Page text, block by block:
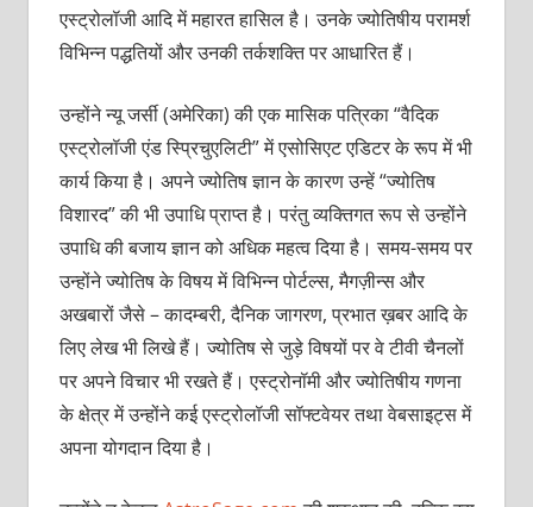
एस्ट्रोलॉजी आदि में महारत हासिल है। उनके ज्योतिषीय परामर्श
विभिन्न पद्धतियों और उनकी तर्कशक्ति पर आधारित हैं।
उन्होंने न्यू जर्सी (अमेरिका) की एक मासिक पत्रिका “वैदिक
एस्ट्रोलॉजी एंड स्प्रिचुएलिटी” में एसोसिएट एडिटर के रूप में भी
कार्य किया है। अपने ज्योतिष ज्ञान के कारण उन्हें “ज्योतिष
विशारद” की भी उपाधि प्राप्त है। परंतु व्यक्तिगत रूप से उन्होंने
उपाधि की बजाय ज्ञान को अधिक महत्व दिया है। समय-समय पर
उन्होंने ज्योतिष के विषय में विभिन्न पोर्टल्स, मैगज़ीन्स और
अखबारों जैसे – कादम्बरी, दैनिक जागरण, प्रभात ख़बर आदि के
लिए लेख भी लिखे हैं। ज्योतिष से जुड़े विषयों पर वे टीवी चैनलों
पर अपने विचार भी रखते हैं। एस्ट्रोनॉमी और ज्योतिषीय गणना
के क्षेत्र में उन्होंने कई एस्ट्रोलॉजी सॉफ्टवेयर तथा वेबसाइट्स में
अपना योगदान दिया है।